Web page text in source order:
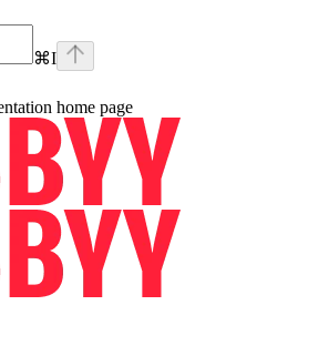
⌘I
home page